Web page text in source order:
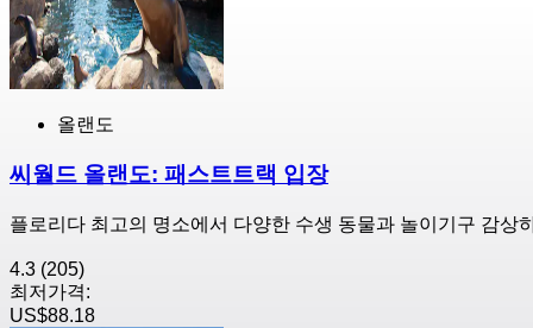
올랜도
씨월드 올랜도: 패스트트랙 입장
플로리다 최고의 명소에서 다양한 수생 동물과 놀이기구 감상
4.3 (205)
최저가격:
US$88.18